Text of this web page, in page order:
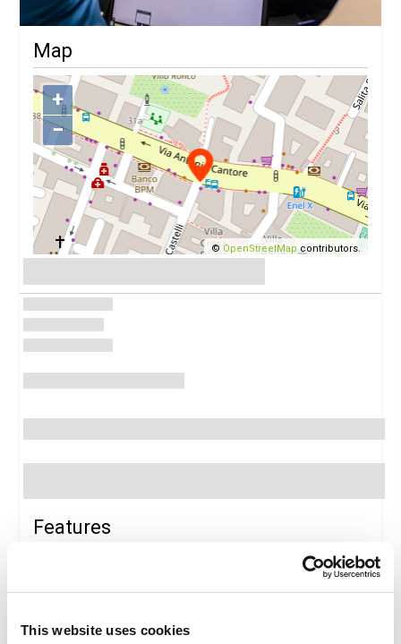
This website uses cookies
Map
+
−
© OpenStreetMap contributors.
Features